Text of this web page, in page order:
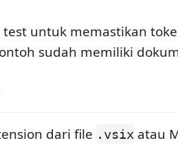
test untuk memastikan
sudah memiliki
dari file .vsix atau